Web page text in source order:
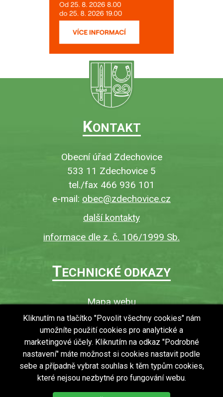
KONTAKT
Obecní úřad Zdechovice
533 11 Zdechovice 5
tel./fax 466 936 101
e-mail: obec@zdechovice.cz
další kontakty
informace dle z. č. 106/1999 Sb.
TECHNICKÉ ODKAZY
Mapa webu
O webu
Povinně zveřejňované informace
Ochrana osobních údajů (GDPR)
Vyhledávání
RSS
Kliknutím na tlačítko "Povolit všechny cookies" nám
umožníte použití cookies pro analytické a
marketingové účely. Kliknutím na odkaz "Podrobné
nastavení" máte možnost si cookies nastavit podle
sebe a případně vybrat souhlas k těm typům cookies,
které nejsou nezbytné pro fungování webu.